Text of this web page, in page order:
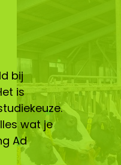
bij
is
wat je
Ad